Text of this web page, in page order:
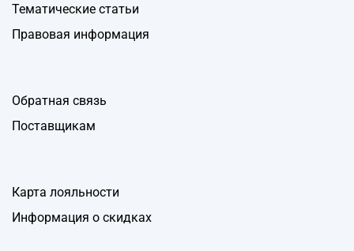
Тематические статьи
Правовая информация
Обратная связь
Поставщикам
Карта лояльности
Информация о скидках